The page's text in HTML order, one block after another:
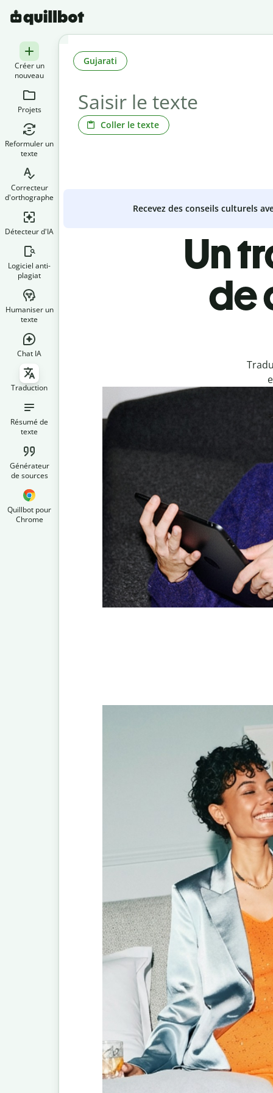
Créer un
nouveau
Projets
Reformuler un
texte
Correcteur
d'orthographe
Détecteur d'IA
Logiciel anti-
plagiat
Humaniser un
texte
Chat IA
Traduction
Résumé de
texte
Générateur
de sources
Quillbot pour
Chrome
Coller le texte
Gujarati
Recevez des conseils culturels
Un
de